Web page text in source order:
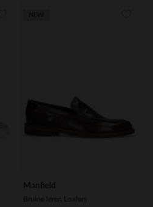
Manfield
Bruine leren Loafers